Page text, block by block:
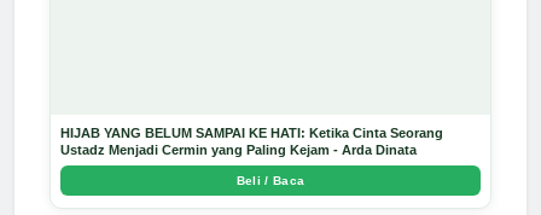
HIJAB YANG BELUM SAMPAI KE HATI: Ketika Cinta Seorang
Ustadz Menjadi Cermin yang Paling Kejam - Arda Dinata
Beli / Baca